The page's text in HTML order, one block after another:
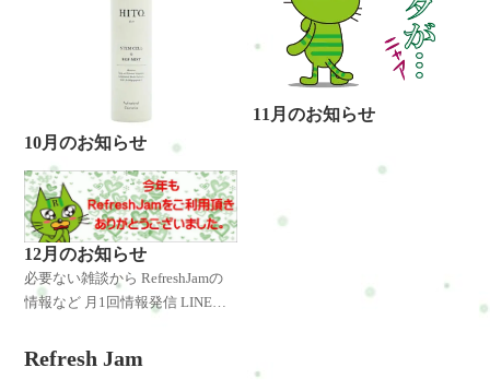
10月のお知らせ
11月のお知らせ
12月のお知らせ
必要ない雑談から RefreshJamの
情報など 月1回情報発信 LINE登
早くお伝えしています。 是非、
Refresh Jam